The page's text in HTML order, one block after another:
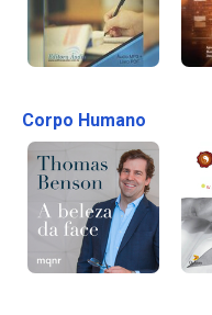
Corpo Humano